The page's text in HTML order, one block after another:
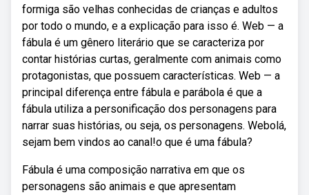
formiga são velhas conhecidas de crianças e adultos
por todo o mundo, e a explicação para isso é. Web — a
fábula é um gênero literário que se caracteriza por
contar histórias curtas, geralmente com animais como
protagonistas, que possuem características. Web — a
principal diferença entre fábula e parábola é que a
fábula utiliza a personificação dos personagens para
narrar suas histórias, ou seja, os personagens. Webolá,
sejam bem vindos ao canal!o que é uma fábula?
Fábula é uma composição narrativa em que os
personagens são animais e que apresentam